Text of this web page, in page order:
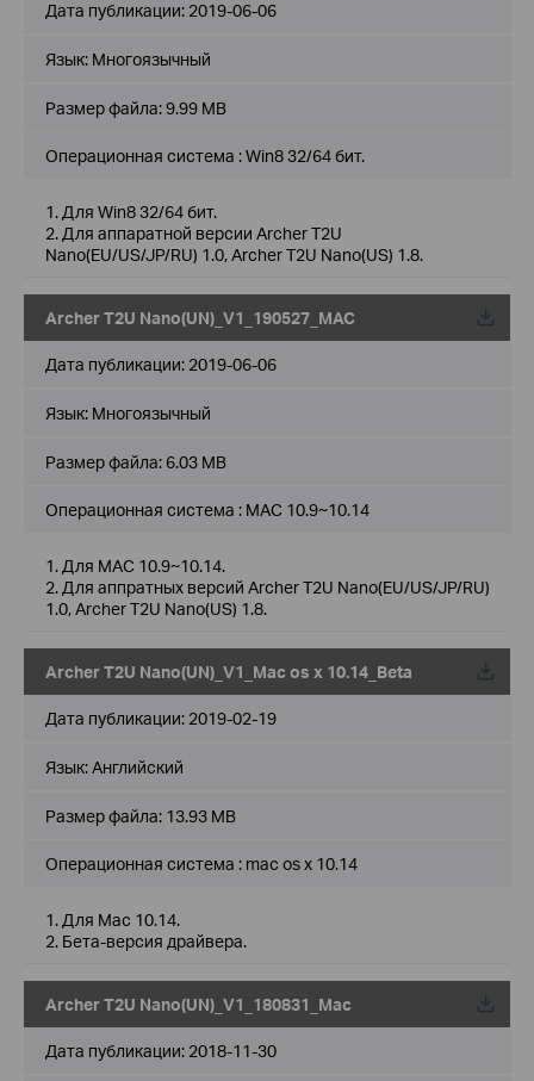
Дата публикации: 2019-06-06
Язык: Многоязычный
Размер файла:9.99 MB
Операционная система : Win8 32/64 бит.
1. Для Win8 32/64 бит.
2. Для аппаратной версии Archer T2U
Nano(EU/US/JP/RU) 1.0, Archer T2U Nano(US) 1.8.
Archer T2U Nano(UN)_V1_190527_MAC
Дата публикации: 2019-06-06
Язык: Многоязычный
Размер файла: 6.03 MB
Операционная система : MAC 10.9~10.14
1. Для MAC 10.9~10.14.
2. Для аппратных версий Archer T2U Nano(EU/US/JP/RU)
1.0, Archer T2U Nano(US) 1.8.
Archer T2U Nano(UN)_V1_Mac os x 10.14_Beta
Дата публикации: 2019-02-19
Язык:Английский
Размер файла: 13.93 MB
Операционная система : mac os x 10.14
1. Для Mac 10.14.
2. Бета-версия драйвера.
Archer T2U Nano(UN)_V1_180831_Mac
Дата публикации: 2018-11-30